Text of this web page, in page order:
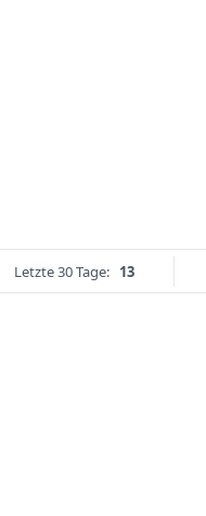
Letzte 30 Tage: 13